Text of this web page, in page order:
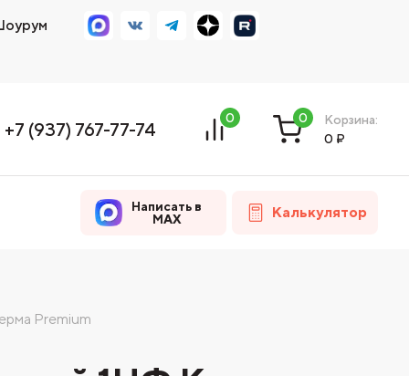
+7 (937) 767-77-74
0 0
Корзина:
0 ₽
Написать в
MAX
Калькулятор
Premium